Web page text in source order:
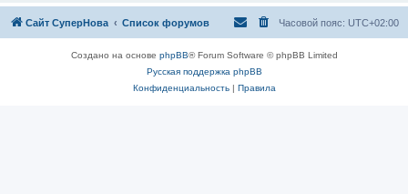
Сайт СуперНова Список форумов Часовой пояс: UTC+02:00
Создано на основе phpBB® Forum Software © phpBB Limited
Русская поддержка phpBB
Конфиденциальность| Правила